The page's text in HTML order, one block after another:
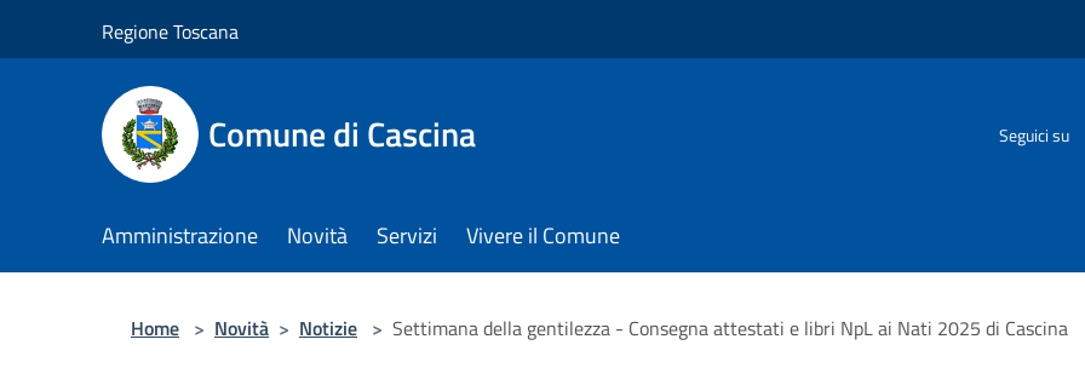
Regione Toscana
Comune di Cascina Seguici su
Amministrazione Novità Servizi Vivere il Comune
Home > Novità > Notizie > Settimana della gentilezza - Consegna attestati e libri NpL ai Nati 2025 di Cascina